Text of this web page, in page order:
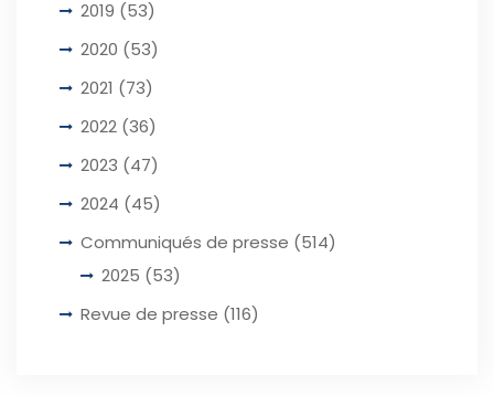
2019 (53)
2020 (53)
2021 (73)
2022 (36)
2023 (47)
2024 (45)
Communiqués de presse (514)
2025 (53)
Revue de presse (116)